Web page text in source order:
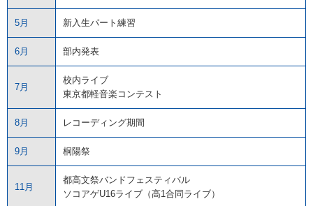
5月 新入生パート練習
6月 部内発表
7月
校内ライブ
東京都軽音楽コンテスト
8月 レコーディング期間
9月 桐陽祭
11月
都高文祭バンドフェスティバル
ソコアゲU16ライブ（高1合同ライブ）